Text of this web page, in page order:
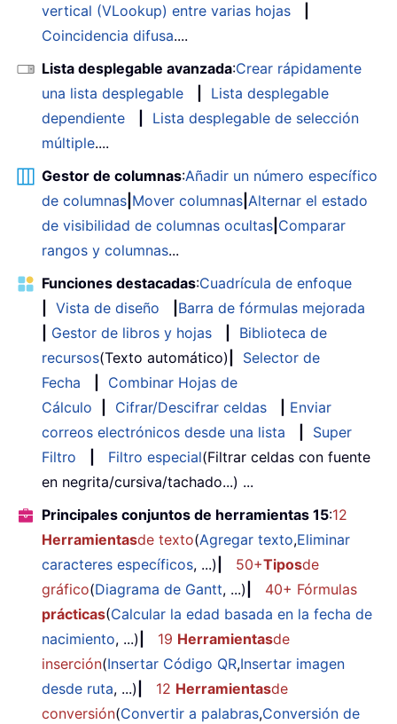
vertical (VLookup) entre varias hojas
Coincidencia difusa....
Lista desplegable avanzada:Crear rápidamente
una lista desplegable
Lista desplegable
dependiente
Lista desplegable de selección
múltiple....
Gestor de columnas:Añadir un número específico
de columnas Mover columnas Alternar el estado
de visibilidad de columnas ocultas Comparar
rangos y columnas...
Funciones destacadas:Cuadrícula de enfoque
Vista de diseño
Barra de fórmulas mejorada
Gestor de libros y hojas
Biblioteca de
recursos(Texto automático)
Selector de
Fecha
Combinar Hojas de
Cálculo
Cifrar/Descifrar celdas
Enviar
correos electrónicos desde una lista
Super
Filtro
Filtro especial(Filtrar celdas con fuente
en negrita/cursiva/tachado...) ...
Principales conjuntos de herramientas 15:12
Herramientasde texto(Agregar texto,Eliminar
caracteres específicos, ...) 50+Tiposde
gráfico(Diagrama de Gantt, ...)
40+ Fórmulas
prácticas(Calcular la edad basada en la fecha de
nacimiento, ...) 19 Herramientasde
inserción(Insertar Código QR,Insertar imagen
desde ruta, ...) 12 Herramientasde
conversión(Convertir a palabras,Conversión de